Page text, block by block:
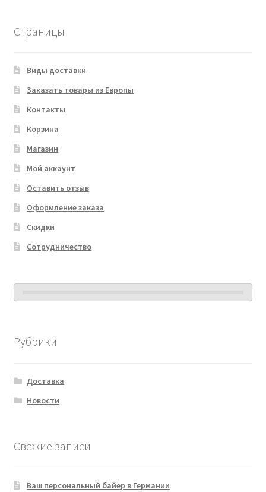
Страницы
Виды доставки
Заказать товары из Европы
Контакты
Корзина
Магазин
Мой аккаунт
Оставить отзыв
Оформление заказа
Скидки
Сотрудничество
Рубрики
Доставка
Новости
Свежие записи
Ваш персональный байер в Германии